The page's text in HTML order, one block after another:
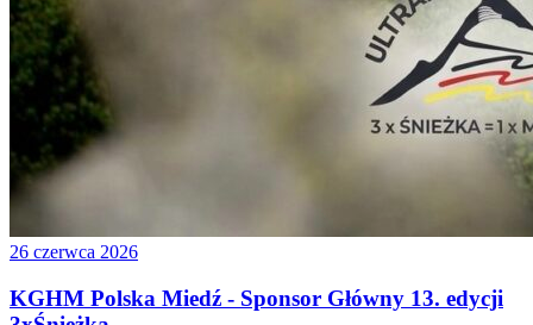
26 czerwca 2026
KGHM Polska Miedź - Sponsor Główny 13. edycji